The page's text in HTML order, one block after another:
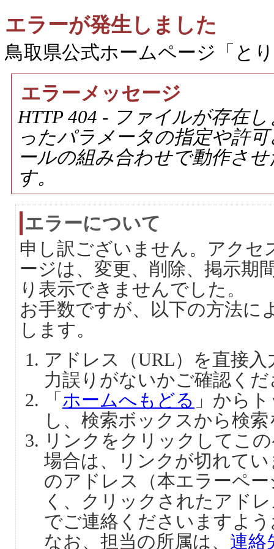
エラーが発生しました
鳥取県公式ホームページ「と
エラーメッセージ
HTTP 404 - ファイルが存在
ったパラメータの指定や許
ールの組み合わせで動作さ
す。
エラーについて
申し訳ございません。アクセ
ージは、変更、削除、掲示期
り表示できませんでした。
お手数ですが、以下の方法に
します。
アドレス（URL）を直接
力誤りがないかご確認く
「 ホームへもどる 」から
し、検索ボックスから検
リンクをクリックしてこ
場合は、リンクが切れて
のアドレス（本エラーペ
く、クリックされたアド
でご連絡くださいますよ
なお、担当の所属は、 連絡